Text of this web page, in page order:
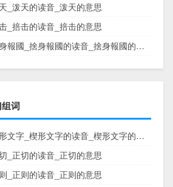
_泼天的读音_泼天的意思
_掊击的读音_掊击的意思
捨身報國_捨身報國的读音_捨身報國的意思
词
楔形文字_楔形文字的读音_楔形文字的意思
_正切的读音_正切的意思
_正则的读音_正则的意思